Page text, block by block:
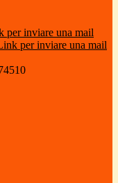
per inviare una mail
per inviare una mail